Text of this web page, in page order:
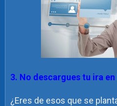
3. No descargues tu ira
¿Eres de esos que se